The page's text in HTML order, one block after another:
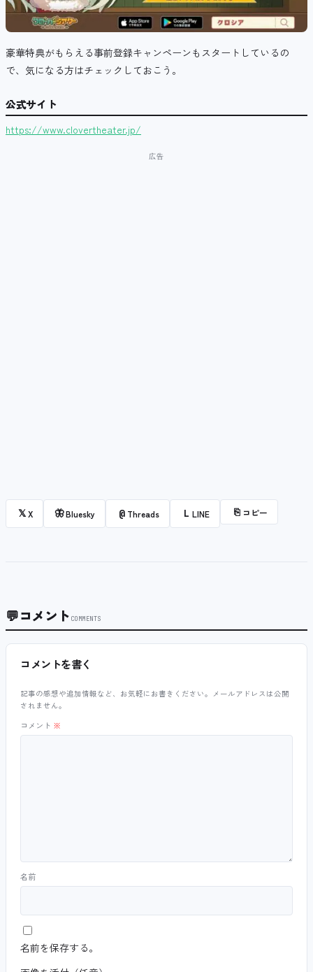
豪華特典がもらえる事前登録キャンペーンもスタートしているの
で、気になる方はチェックしておこう。
公式サイト
https://www.clovertheater.jp/
𝕏X 🦋Bluesky @ Threads L LINE ⎘ コピー
💬コメント COMMENTS
コメントを書く
記事の感想や追加情報など、お気軽にお書きください。メールアドレスは公開
されません。
コメント ※
名前
名前を保存する。